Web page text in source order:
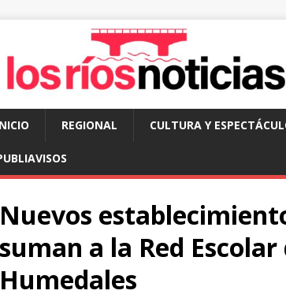
REGIONAL CULTURA Y
Nuevos
suman a la Red
Humedales